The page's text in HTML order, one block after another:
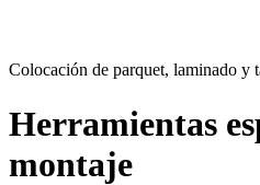
Colocación de parquet, laminado y
Herramientas
montaje